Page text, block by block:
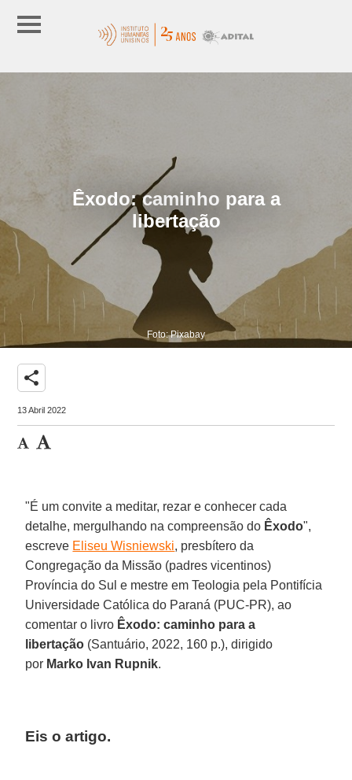
Êxodo: caminho para a
libertação
Foto: Pixabay
share
13 Abril 2022
"É um convite a meditar, rezar e conhecer cada
detalhe, mergulhando na compreensão do Êxodo",
escreve Eliseu Wisniewski, presbítero da
Congregação da Missão (padres vicentinos)
Província do Sul e mestre em Teologia pela Pontifícia
Universidade Católica do Paraná (PUC-PR), ao
comentar o livro Êxodo: caminho para a
libertação (Santuário, 2022, 160 p.), dirigido
por Marko Ivan Rupnik.
Eis o artigo.